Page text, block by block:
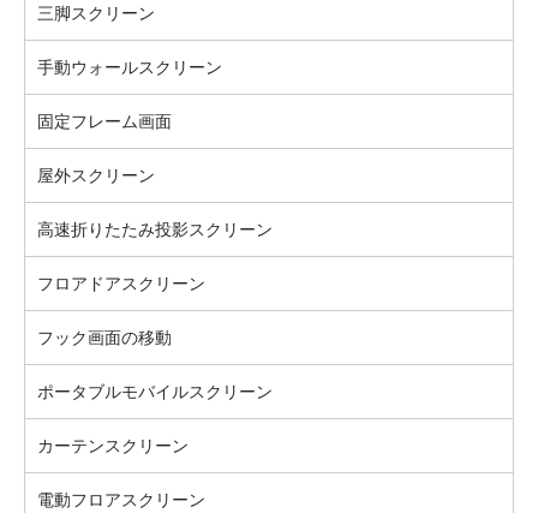
三脚スクリーン
手動ウォールスクリーン
固定フレーム画面
屋外スクリーン
高速折りたたみ投影スクリーン
フロアドアスクリーン
フック画面の移動
ポータブルモバイルスクリーン
カーテンスクリーン
電動フロアスクリーン